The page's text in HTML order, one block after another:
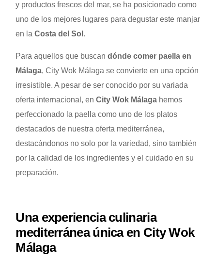
y productos frescos del mar, se ha posicionado como
uno de los mejores lugares para degustar este manjar
en laCosta del Sol .
Para aquellos que buscandónde comer paella en
Málaga, City Wok Málaga se convierte en una opción
irresistible. A pesar de ser conocido por su variada
oferta internacional, enCity Wok Málaga hemos
perfeccionado la paella como uno de los platos
destacados de nuestra oferta mediterránea,
destacándonos no solo por la variedad, sino también
por la calidad de los ingredientes y el cuidado en su
preparación.
Una experiencia culinaria
mediterránea única en City Wok
Málaga